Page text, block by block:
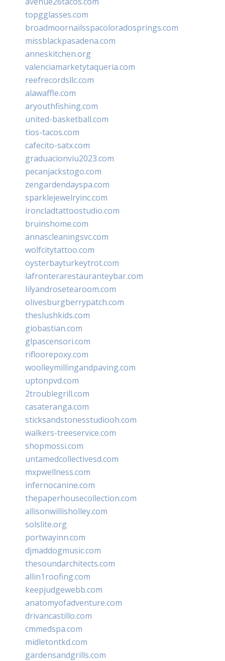
topgglasses.com
broadmoornailsspacoloradosprings.com
missblackpasadena.com
anneskitchen.org
valenciamarketytaqueria.com
reefrecordsllc.com
alawaffle.com
aryouthfishing.com
united-basketball.com
tios-tacos.com
cafecito-satx.com
graduacionviu2023.com
pecanjackstogo.com
zengardendayspa.com
sparklejewelryinc.com
ironcladtattoostudio.com
bruinshome.com
annascleaningsvc.com
wolfcitytattoo.com
oysterbayturkeytrot.com
lafronterarestauranteybar.com
lilyandrosetearoom.com
olivesburgberrypatch.com
theslushkids.com
giobastian.com
glpascensori.com
rifloorepoxy.com
woolleymillingandpaving.com
uptonpvd.com
2troublegrill.com
casateranga.com
sticksandstonesstudiooh.com
walkers-treeservice.com
shopmossi.com
untamedcollectivesd.com
mxpwellness.com
infernocanine.com
thepaperhousecollection.com
allisonwillisholley.com
solslite.org
portwayinn.com
djmaddogmusic.com
thesoundarchitects.com
allin1roofing.com
keepjudgewebb.com
anatomyofadventure.com
drivancastillo.com
cmmedspa.com
midletontkd.com
gardensandgrills.com